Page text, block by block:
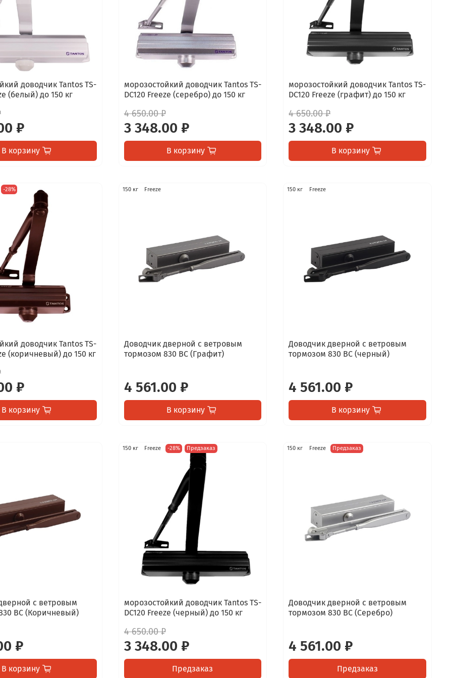
доводчик Tantos TS-
(белый) до 150 кг
₽
В корзину
морозостойкий доводчик Tantos TS-
DC120 Freeze (серебро) до 150 кг
4 650.00 ₽
3 348.00 ₽
В корзину
морозостойкий доводчик Tantos TS-
DC120 Freeze (графит) до 150 кг
4 650.00 ₽
3 348.00 ₽
В корзину
-28%
доводчик Tantos TS-
(коричневый) до 150 кг
₽
В корзину
150 кг Freeze
Доводчик дверной с ветровым
тормозом 830 ВС (Графит)
4 561.00 ₽
В корзину
150 кг Freeze
Доводчик дверной с ветровым
тормозом 830 ВС (черный)
4 561.00 ₽
В корзину
с ветровым
ВС (Коричневый)
₽
В корзину
150 кг Freeze -28% Предзаказ
морозостойкий доводчик Tantos TS-
DC120 Freeze (черный) до 150 кг
4 650.00 ₽
3 348.00 ₽
Предзаказ
150 кг Freeze Предзаказ
Доводчик дверной с ветровым
тормозом 830 ВС (Серебро)
4 561.00 ₽
Предзаказ